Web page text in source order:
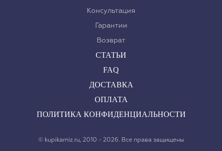
Консультация
Гарантии
Возврат
СТАТЬИ
FAQ
ДОСТАВКА
ОПЛАТА
ПОЛИТИКА КОНФИДЕНЦИАЛЬНОСТИ
© kupikarniz.ru, 2010 - 2026. Все права защищены